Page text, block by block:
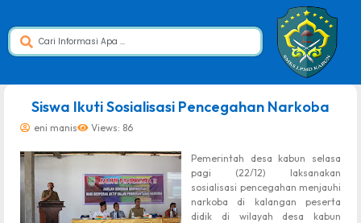
Siswa Ikuti Sosialisasi Pencegahan Narkoba
eni manis Views: 86
Pemerintah desa kabun selasa
pagi (22/12) laksanakan
sosialisasi pencegahan menjauhi
narkoba di kalangan peserta
didik di wilayah desa kabun